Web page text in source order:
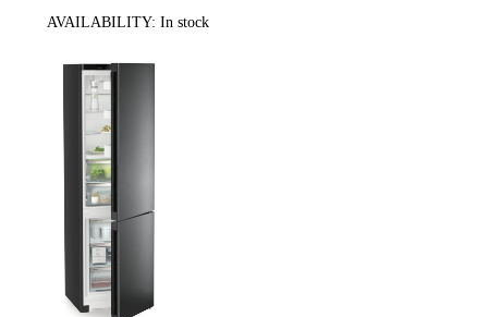
Integrovateľná chladnička s BioFresh IRBc 4520-22
Vstavaná monoklimatická chladnička s...
Do košíka
AVAILABILITY:
Integrovateľná chladnička s BioFresh IRBc 4120-22
Vstavaná monoklimatická chladnička s...
1.599,00 €
Do košíka
AVAILABILITY: